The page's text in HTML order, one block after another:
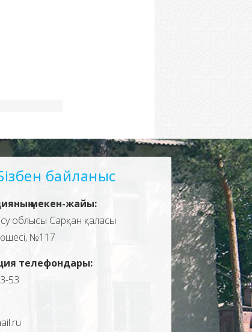
байланыс
мекен-жайы:
облысы Сарқан қаласы
№117
телефондары:
53